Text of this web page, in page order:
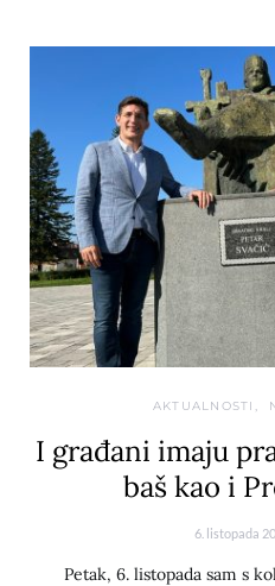
AKTUALNOSTI
I građani imaju
baš kao i
6. listopada
Petak, 6. listopada sam s